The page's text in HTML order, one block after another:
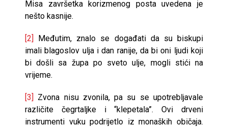
Misa završetka korizmenog posta uvedena je
nešto kasnije.
[2]
Međutim, znalo se događati da su biskupi
imali blagoslov ulja i dan ranije, da bi oni ljudi koji
bi došli sa župa po sveto ulje, mogli stići na
vrijeme.
[3] Zvona nisu zvonila, pa su se upotrebljavale
različite čegrtaljke i “klepetala”. Ovi drveni
instrumenti vuku podrijetlo iz monaških običaja.